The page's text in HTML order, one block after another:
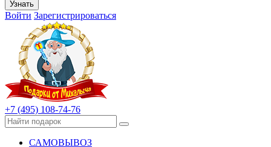
Узнать
Войти Зарегистрироваться
+7 (495) 108-74-76
САМОВЫВОЗ